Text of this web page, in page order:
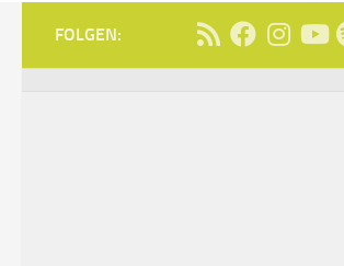
FOLGEN: